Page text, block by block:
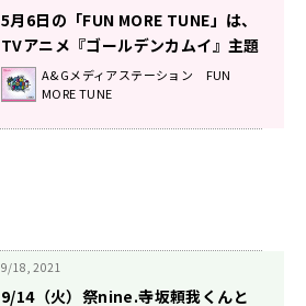
5月6日の「FUN MORE TUNE」は、
TVアニメ『ゴールデンカムイ』主題
歌特集！A&Gメディアステーション FUN
MORE TUNE
9/18, 2021
9/14（火）祭nine.寺坂頼我くんと